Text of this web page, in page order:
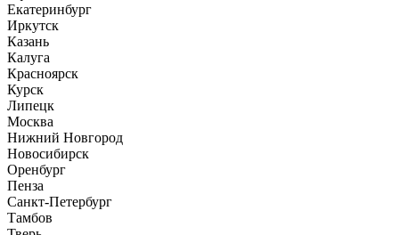
Екатеринбург
Иркутск
Казань
Калуга
Красноярск
Курск
Липецк
Москва
Нижний Новгород
Новосибирск
Оренбург
Пенза
Санкт-Петербург
Тамбов